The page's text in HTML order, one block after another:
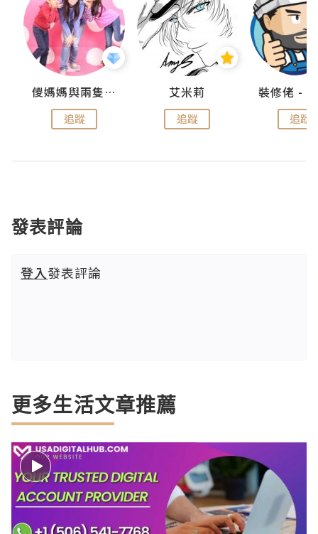
儍媽媽與兩隻小魔怪之家
追蹤
艾米莉
追蹤 追蹤
發表評論
登入發表評論
更多生活文章推薦